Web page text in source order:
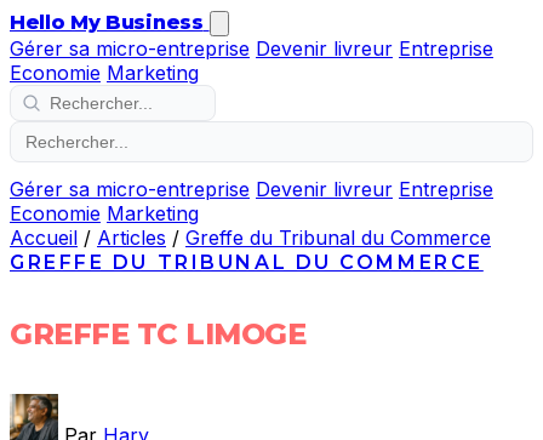
Hello My Business
Gérer sa micro-entreprise Devenir livreur Entreprise
Economie Marketing
Gérer sa micro-entreprise Devenir livreur Entreprise
Economie Marketing
Accueil / Articles / Greffe du Tribunal du Commerce
GREFFE DU TRIBUNAL DU COMMERCE
GREFFE TC LIMOGE
Par Hary